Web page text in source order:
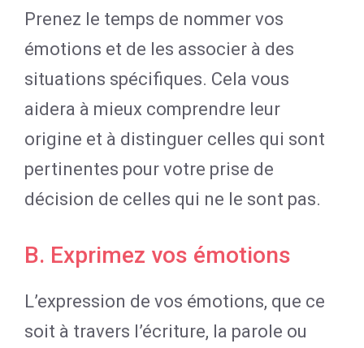
Prenez le temps de nommer vos
émotions et de les associer à des
situations spécifiques. Cela vous
aidera à mieux comprendre leur
origine et à distinguer celles qui sont
pertinentes pour votre prise de
décision de celles qui ne le sont pas.
B. Exprimez vos émotions
L’expression de vos émotions, que ce
soit à travers l’écriture, la parole ou